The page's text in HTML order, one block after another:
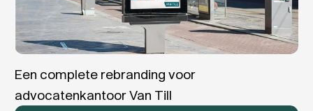
Een complete rebranding voor
advocatenkantoor Van Till